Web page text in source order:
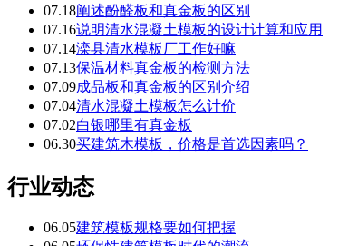
07.18阐述酚醛板和真金板的区别
07.16说明清水混凝土模板的设计计算和应用
07.14滦县清水模板厂工作好嘛
07.13保温材料真金板的检测方法
07.09成品板和真金板的区别介绍
07.04清水混凝土模板怎么计价
07.02白银哪里有真金板
06.30买建筑木模板，价格是首选因素吗？
行业动态
06.05建筑模板规格要如何把握